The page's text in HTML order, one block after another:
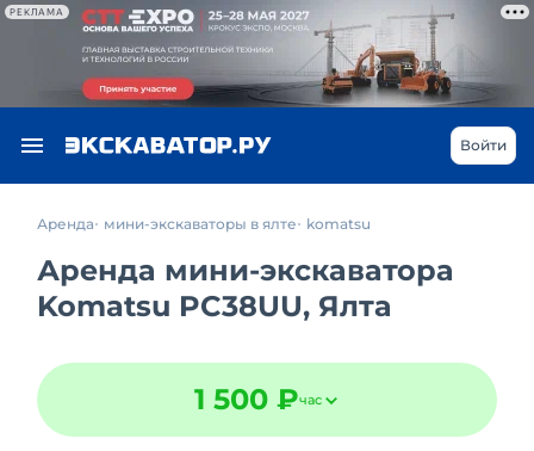
РЕКЛАМА
Войти
Аренда мини-экскаваторы в ялте komatsu
Аренда мини-экскаватора
Komatsu PC38UU, Ялта
1 500 ₽час